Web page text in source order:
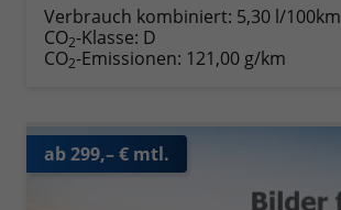
Verbrauch kombiniert: 5,30 l/100km
CO2-Klasse: D
CO2-Emissionen: 121,00 g/km
ab 299,– € mtl.